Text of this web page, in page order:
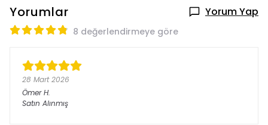
Yorumlar Yorum Yap
8 değerlendirmeye göre
28 Mart 2026
Ömer H.
Satın Alınmış